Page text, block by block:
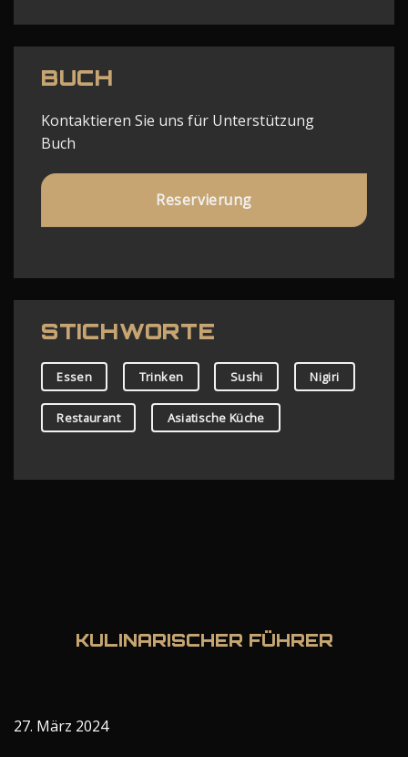
BUCH
Kontaktieren Sie uns für Unterstützung
Buch
Reservierung
STICHWORTE
Essen Trinken Sushi Nigiri
Restaurant Asiatische Küche
KULINARISCHER FÜHRER
27. März 2024